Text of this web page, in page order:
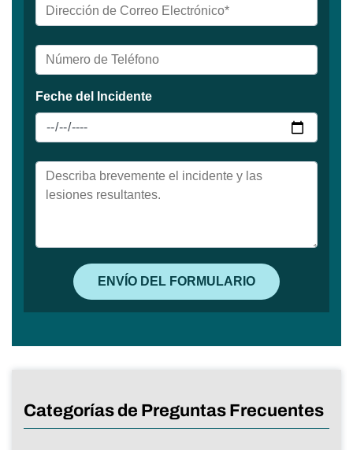
Categorías de Preguntas Frecuentes